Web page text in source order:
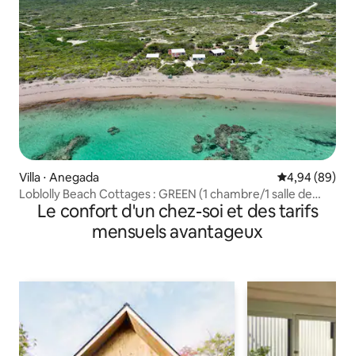
Villa ⋅ Anegada Évaluation
4,94 (89)
Loblolly Beach Cottages : GREEN (1 chambre/1 salle de
bain)Le confort d'un chez-soi et des tarifs
mensuels avantageux